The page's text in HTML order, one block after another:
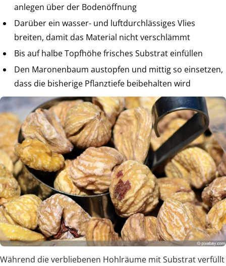
anlegen über der Bodenöffnung
Darüber ein wasser- und luftdurchlässiges Vlies
breiten, damit das Material nicht verschlämmt
Bis auf halbe Topfhöhe frisches Substrat einfüllen
Den Maronenbaum austopfen und mittig so einsetzen,
dass die bisherige Pflanztiefe beibehalten wird
Während die verbliebenen Hohlräume mit Substrat verfüllt